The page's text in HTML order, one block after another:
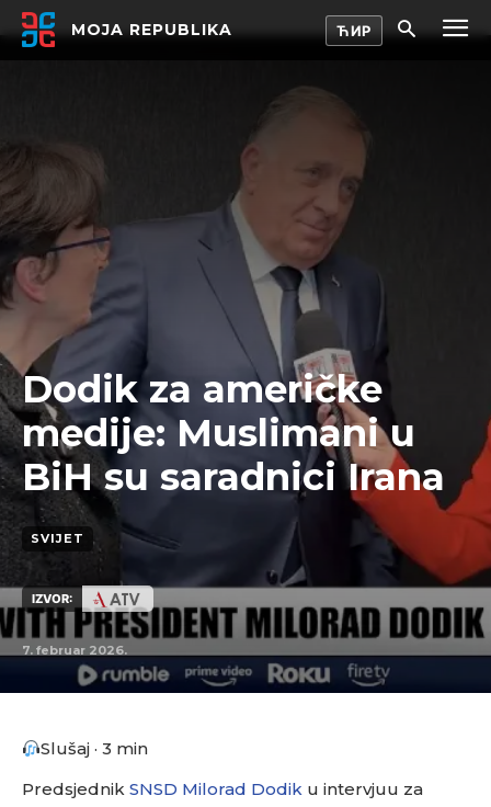
MOJA REPUBLIKA
Dodik za američke
medije: Muslimani u
BiH su saradnici Irana
SVIJET
IZVOR:
7. februar 2026.
Slušaj · 3 min
Predsjednik SNSD Milorad Dodik u intervjuu za